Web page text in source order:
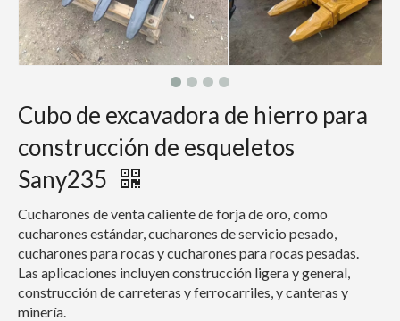
Cubo de excavadora de hierro para
construcción de esqueletos
Sany235
Cucharones de venta caliente de forja de oro, como
cucharones estándar, cucharones de servicio pesado,
cucharones para rocas y cucharones para rocas pesadas.
Las aplicaciones incluyen construcción ligera y general,
construcción de carreteras y ferrocarriles, y canteras y
minería.